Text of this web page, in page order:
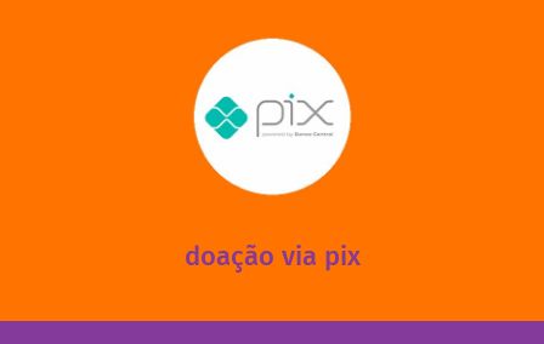
doação via pix
via PIX? Elas também são muito importantes para
mantermos nossas unidades em funcionamento!
saiba mais